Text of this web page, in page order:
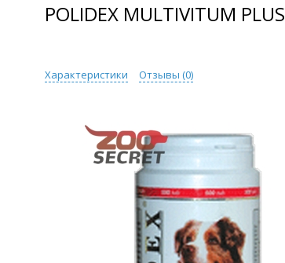
POLIDEX MULTIVITUM PLUS
Характеристики Отзывы (0)